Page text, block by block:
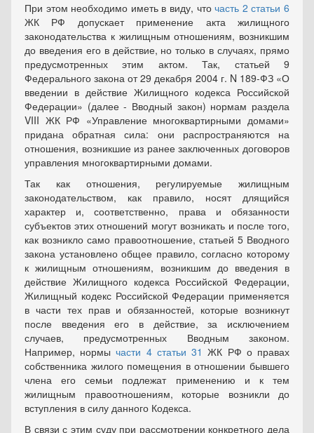
При этом необходимо иметь в виду, чточасть 2 статьи 6
ЖК РФ допускает применение акта жилищного
законодательства к жилищным отношениям, возникшим
до введения его в действие, но только в случаях, прямо
предусмотренных этим актом. Так, статьей 9
Федерального закона от 29 декабря 2004 г. N 189-ФЗ «О
введении в действие Жилищного кодекса Российской
Федерации» (далее - Вводный закон) нормам раздела
VIII ЖК РФ «Управление многоквартирными домами»
придана обратная сила: они распространяются на
отношения, возникшие из ранее заключенных договоров
управления многоквартирными домами.
Так как отношения, регулируемые жилищным
законодательством, как правило, носят длящийся
характер и, соответственно, права и обязанности
субъектов этих отношений могут возникать и после того,
как возникло само правоотношение, статьей 5 Вводного
закона установлено общее правило, согласно которому
к жилищным отношениям, возникшим до введения в
действие Жилищного кодекса Российской Федерации,
Жилищный кодекс Российской Федерации применяется
в части тех прав и обязанностей, которые возникнут
после введения его в действие, за исключением
случаев, предусмотренных Вводным законом.
Например, нормычасти 4 статьи 31 ЖК РФ о правах
собственника жилого помещения в отношении бывшего
члена его семьи подлежат применению и к тем
жилищным правоотношениям, которые возникли до
вступления в силу данного Кодекса.
В связи с этим суду при рассмотрении конкретного дела